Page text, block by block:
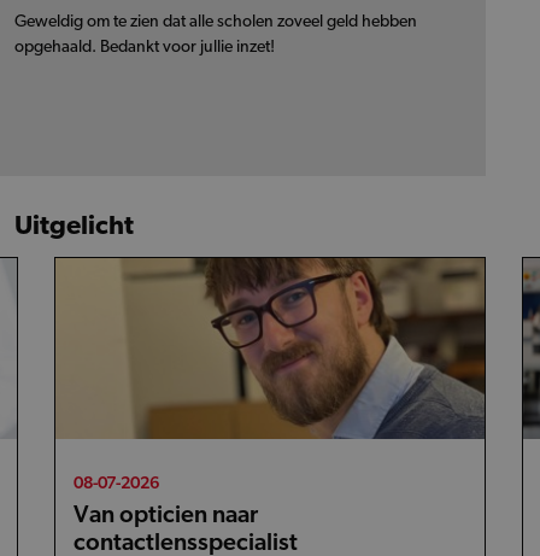
Geweldig om te zien dat alle scholen zoveel geld hebben
opgehaald. Bedankt voor jullie inzet!
Uitgelicht
08-07-2026
Van opticien naar
contactlensspecialist